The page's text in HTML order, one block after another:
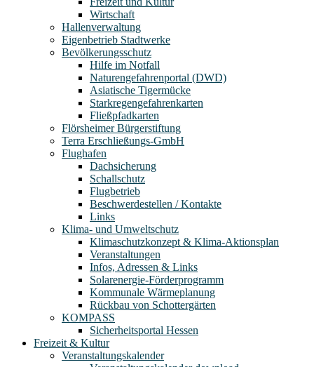
Wirtschaft
Hallenverwaltung
Eigenbetrieb Stadtwerke
Bevölkerungsschutz
Hilfe im Notfall
Naturengefahrenportal (DWD)
Asiatische Tigermücke
Starkregengefahrenkarten
Fließpfadkarten
Flörsheimer Bürgerstiftung
Terra Erschließungs-GmbH
Flughafen
Dachsicherung
Schallschutz
Flugbetrieb
Beschwerdestellen / Kontakte
Links
Klima- und Umweltschutz
Klimaschutzkonzept & Klima-Aktionsplan
Veranstaltungen
Infos, Adressen & Links
Solarenergie-Förderprogramm
Kommunale Wärmeplanung
Rückbau von Schottergärten
KOMPASS
Sicherheitsportal Hessen
Freizeit & Kultur
Veranstaltungskalender